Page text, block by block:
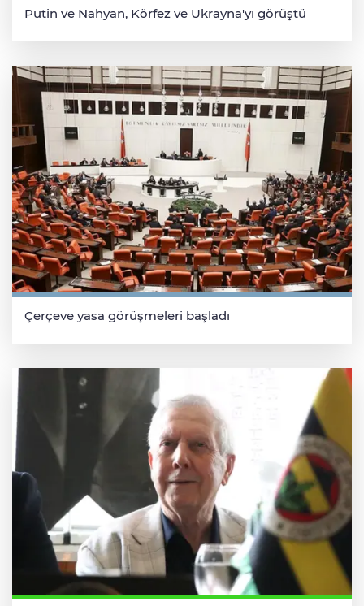
Putin ve Nahyan, Körfez ve Ukrayna'yı görüştü
Çerçeve yasa görüşmeleri başladı